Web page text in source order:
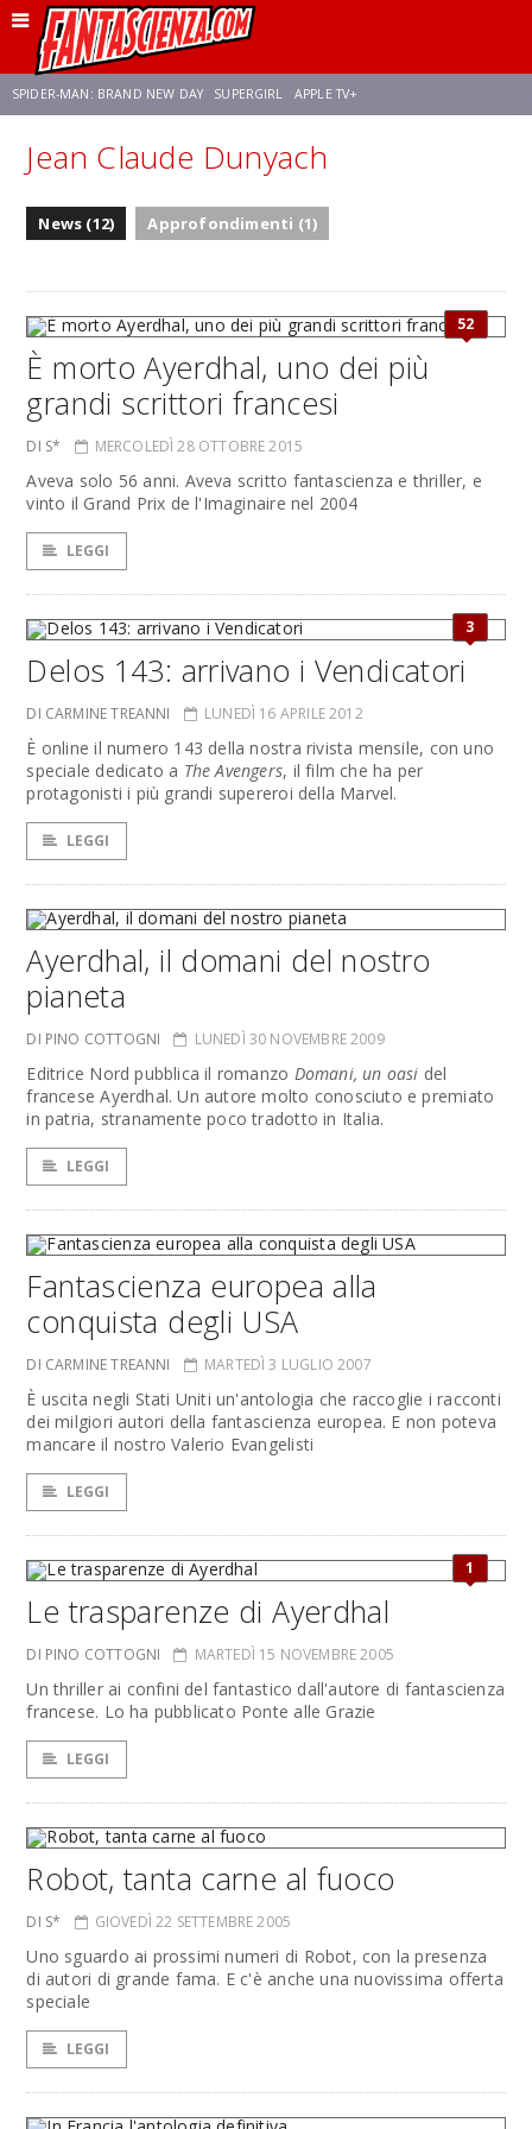
SPIDER-MAN: BRAND NEW DAY SUPERGIRL APPLE TV+
FRANCO RICCIARDIELLO ZENDAYA STAR TREK AVENGERS: DOOMSDAY
Jean Claude Dunyach
News (12) Approfondimenti (1)
52
È morto Ayerdhal, uno dei più
grandi scrittori francesi
DI S* MERCOLEDÌ 28 OTTOBRE 2015
Aveva solo 56 anni. Aveva scritto fantascienza e thriller, e
vinto il Grand Prix de l'Imaginaire nel 2004
LEGGI
3
Delos 143: arrivano i Vendicatori
DI CARMINE TREANNI LUNEDÌ 16 APRILE 2012
È online il numero 143 della nostra rivista mensile, con uno
speciale dedicato a The Avengers, il film che ha per
protagonisti i più grandi supereroi della Marvel.
LEGGI
Ayerdhal, il domani del nostro
pianeta
DI PINO COTTOGNI LUNEDÌ 30 NOVEMBRE 2009
Editrice Nord pubblica il romanzo Domani, un oasi del
francese Ayerdhal. Un autore molto conosciuto e premiato
in patria, stranamente poco tradotto in Italia.
LEGGI
Fantascienza europea alla
conquista degli USA
DI CARMINE TREANNI MARTEDÌ 3 LUGLIO 2007
È uscita negli Stati Uniti un'antologia che raccoglie i racconti
dei milgiori autori della fantascienza europea. E non poteva
mancare il nostro Valerio Evangelisti
LEGGI
1
Le trasparenze di Ayerdhal
DI PINO COTTOGNI MARTEDÌ 15 NOVEMBRE 2005
Un thriller ai confini del fantastico dall'autore di fantascienza
francese. Lo ha pubblicato Ponte alle Grazie
LEGGI
Robot, tanta carne al fuoco
DI S* GIOVEDÌ 22 SETTEMBRE 2005
Uno sguardo ai prossimi numeri di Robot, con la presenza
di autori di grande fama. E c'è anche una nuovissima offerta
speciale
LEGGI